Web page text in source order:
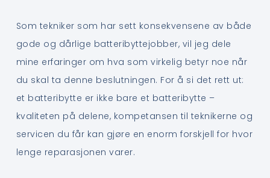
Som tekniker som har sett konsekvensene av både
gode og dårlige batteribyttejobber, vil jeg dele
mine erfaringer om hva som virkelig betyr noe når
du skal ta denne beslutningen. For å si det rett ut:
et batteribytte er ikke bare et batteribytte –
kvaliteten på delene, kompetansen til teknikerne og
servicen du får kan gjøre en enorm forskjell for hvor
lenge reparasjonen varer.